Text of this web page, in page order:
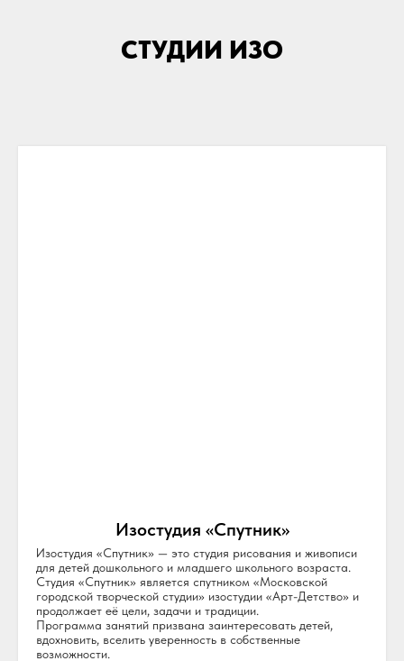
СТУДИИ ИЗО
Изостудия «Спутник»
Изостудия «Спутник» — это студия рисования и живописи
для детей дошкольного и младшего школьного возраста.
Студия «Спутник» является спутником «Московской
городской творческой студии» изостудии «Арт-Детство» и
продолжает её цели, задачи и традиции.
Программа занятий призвана заинтересовать детей,
вдохновить, вселить уверенность в собственные
возможности.